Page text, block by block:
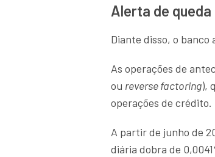
Alerta de
Diante disso, o banco
As operações de
ou reverse factoring),
operações de
A partir de junho de
diária dobra de